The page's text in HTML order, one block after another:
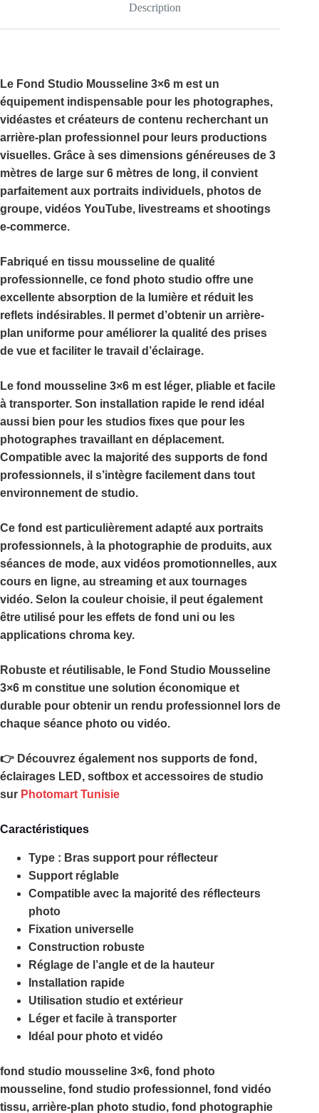
Description
Le Fond Studio Mousseline 3×6 m est un
équipement indispensable pour les photographes,
vidéastes et créateurs de contenu recherchant un
arrière-plan professionnel pour leurs productions
visuelles. Grâce à ses dimensions généreuses de 3
mètres de large sur 6 mètres de long, il convient
parfaitement aux portraits individuels, photos de
groupe, vidéos YouTube, livestreams et shootings
e-commerce.
Fabriqué en tissu mousseline de qualité
professionnelle, ce fond photo studio offre une
excellente absorption de la lumière et réduit les
reflets indésirables. Il permet d’obtenir un arrière-
plan uniforme pour améliorer la qualité des prises
de vue et faciliter le travail d’éclairage.
Le fond mousseline 3×6 m est léger, pliable et facile
à transporter. Son installation rapide le rend idéal
aussi bien pour les studios fixes que pour les
photographes travaillant en déplacement.
Compatible avec la majorité des supports de fond
professionnels, il s’intègre facilement dans tout
environnement de studio.
Ce fond est particulièrement adapté aux portraits
professionnels, à la photographie de produits, aux
séances de mode, aux vidéos promotionnelles, aux
cours en ligne, au streaming et aux tournages
vidéo. Selon la couleur choisie, il peut également
être utilisé pour les effets de fond uni ou les
applications chroma key.
Robuste et réutilisable, le Fond Studio Mousseline
3×6 m constitue une solution économique et
durable pour obtenir un rendu professionnel lors de
chaque séance photo ou vidéo.
👉 Découvrez également nos supports de fond,
éclairages LED, softbox et accessoires de studio
sur Photomart Tunisie
Caractéristiques
Type : Bras support pour réflecteur
Support réglable
Compatible avec la majorité des réflecteurs
photo
Fixation universelle
Construction robuste
Réglage de l’angle et de la hauteur
Installation rapide
Utilisation studio et extérieur
Léger et facile à transporter
Idéal pour photo et vidéo
fond studio mousseline 3×6, fond photo
mousseline, fond studio professionnel, fond vidéo
tissu, arrière-plan photo studio, fond photographie